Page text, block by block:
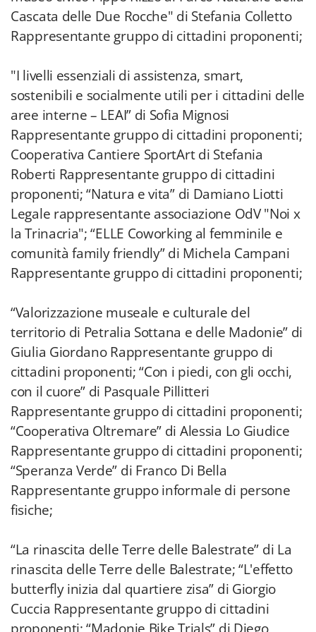
Cascata delle Due Rocche" di Stefania Colletto
Rappresentante gruppo di cittadini proponenti;
"I livelli essenziali di assistenza, smart,
sostenibili e socialmente utili per i cittadini delle
aree interne – LEAI” di Sofia Mignosi
Rappresentante gruppo di cittadini proponenti;
Cooperativa Cantiere SportArt di Stefania
Roberti Rappresentante gruppo di cittadini
proponenti; “Natura e vita” di Damiano Liotti
Legale rappresentante associazione OdV "Noi x
la Trinacria"; “ELLE Coworking al femminile e
comunità family friendly” di Michela Campani
Rappresentante gruppo di cittadini proponenti;
“Valorizzazione museale e culturale del
territorio di Petralia Sottana e delle Madonie” di
Giulia Giordano Rappresentante gruppo di
cittadini proponenti; “Con i piedi, con gli occhi,
con il cuore” di Pasquale Pillitteri
Rappresentante gruppo di cittadini proponenti;
“Cooperativa Oltremare” di Alessia Lo Giudice
Rappresentante gruppo di cittadini proponenti;
“Speranza Verde” di Franco Di Bella
Rappresentante gruppo informale di persone
fisiche;
“La rinascita delle Terre delle Balestrate” di La
rinascita delle Terre delle Balestrate; “L'effetto
butterfly inizia dal quartiere zisa” di Giorgio
Cuccia Rappresentante gruppo di cittadini